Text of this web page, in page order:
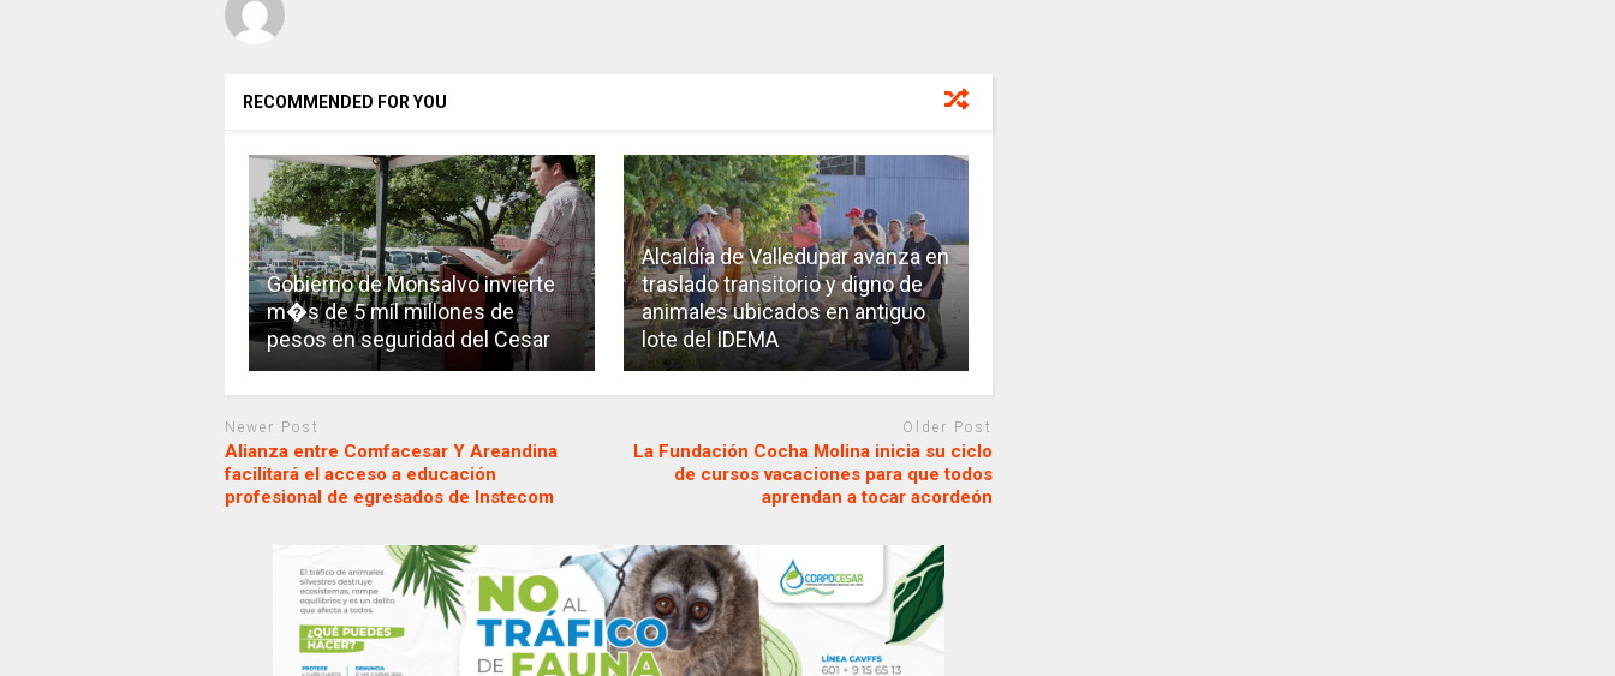
RECOMMENDED FOR YOU
Gobierno de Monsalvo invierte
m�s de 5 mil millones de
pesos en seguridad del Cesar
Alcaldía de Valledupar avanza en
traslado transitorio y digno de
animales ubicados en antiguo
lote del IDEMA
Newer Post
Alianza entre Comfacesar Y Areandina
facilitará el acceso a educación
profesional de egresados de Instecom
Older Post
La Fundación Cocha Molina inicia su ciclo
de cursos vacaciones para que todos
aprendan a tocar acordeón